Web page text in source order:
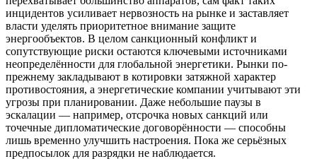
инцидентов усиливает нервозность на рынке и заставляет
власти уделять приоритетное внимание защите
энергообъектов. В целом санкционный конфликт и
сопутствующие риски остаются ключевыми источниками
неопределённости для глобальной энергетики. Рынки по-
прежнему закладывают в котировки затяжной характер
противостояния, а энергетические компании учитывают эти
угрозы при планировании. Даже небольшие паузы в
эскалации — например, отсрочка новых санкций или
точечные дипломатические договорённости — способны
лишь временно улучшить настроения. Пока же серьёзных
предпосылок для разрядки не наблюдается.